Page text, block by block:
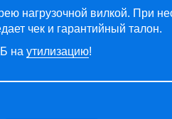
нагрузочной вилкой. При
чек и гарантийный талон.
на утилизацию!